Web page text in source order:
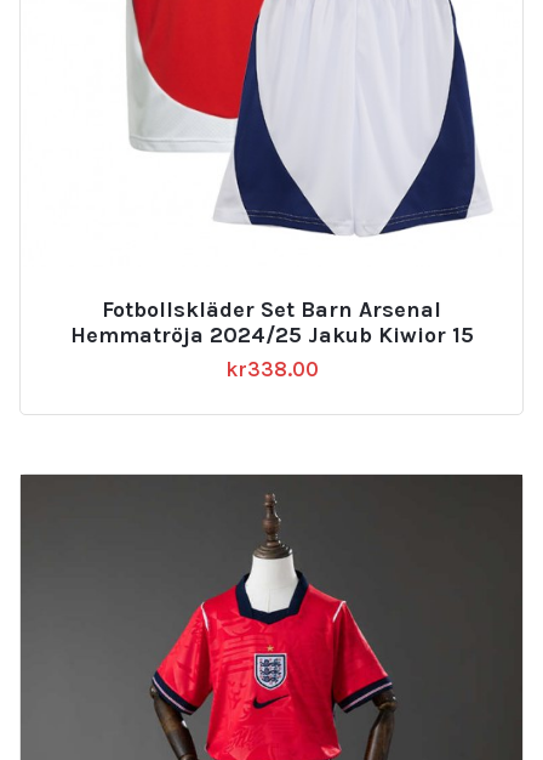
Fotbollskläder Set Barn Arsenal
Hemmatröja 2024/25 Jakub Kiwior 15
kr338.00